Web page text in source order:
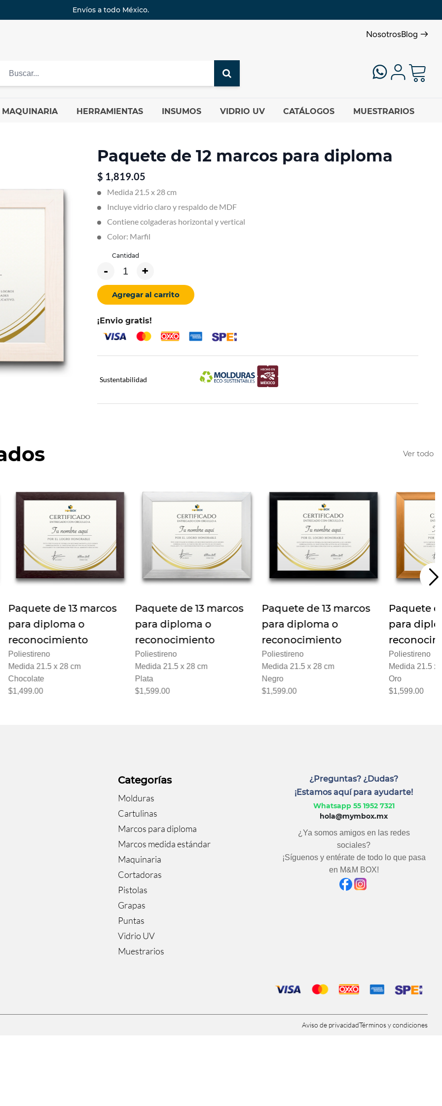
Envíos a todo México.
NosotrosBlog
MAQUINARIA HERRAMIENTAS INSUMOS VIDRIO UV CATÁLOGOS MUESTRARIOS
Paquete de 12 marcos para diploma
$ 1,819.05
Medida 21.5 x 28 cm
Incluye vidrio claro y respaldo de MDF
Contiene colgaderas horizontal y vertical
Color: Marfil
Cantidad
- +
Agregar al carrito
¡Envio gratis!
Sustentabilidad
Ver todo
Paquete de 13 marcos
para diploma o
reconocimiento
Medida 21.5 x 28 cm
Paquete de 13 marcos
para diploma o
reconocimiento
Medida 21.5 x 28 cm
Paquete de 13 marcos
para diploma o
reconocimiento
Medida 21.5 x 28 cm
Categorías
Molduras
Cartulinas
Marcos para diploma
Marcos medida estándar
Maquinaria
Cortadoras
Pistolas
Grapas
Puntas
Vidrio UV
Muestrarios
¿Preguntas? ¿Dudas?
¡Estamos aquí para ayudarte!
Whatsapp 55 1952 7321
hola@mymbox.mx
¿Ya somos amigos en las redes
sociales?
¡Síguenos y entérate de todo lo que pasa
en M&M BOX!
Aviso de privacidadTérminos y condiciones